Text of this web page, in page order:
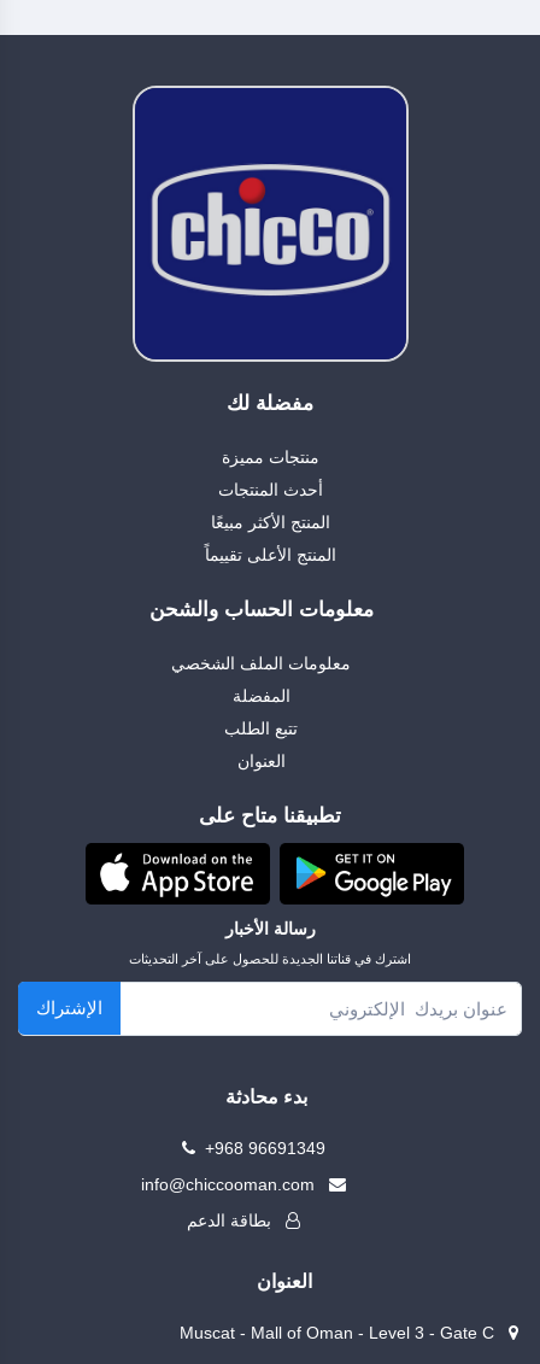
مفضلة لك
منتجات مميزة
أحدث المنتجات
المنتج الأكثر مبيعًا
المنتج الأعلى تقييماً
معلومات الحساب والشحن
معلومات الملف الشخصي
المفضلة
تتبع الطلب
العنوان
تطبيقنا متاح على
رسالة الأخبار
اشترك في قناتنا الجديدة للحصول على آخر التحديثات
الإشتراك
بدء محادثة
+968 96691349
بطاقة الدعم
العنوان